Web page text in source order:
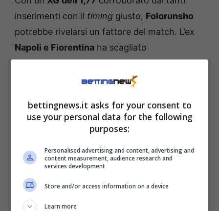
inserimenti con il timing giusto, Folorunsho
potrebbe rivelarsi un fattore del match. L’ex
Napoli e Fiorentina ha scagliato
complessivamentediciassette conclusioni
(di cui cinque finite tra i pali avversari), cifra
partita dovesse faticare a decollare, un suo
blitz potrebbe aprire lascatola difensiva di
bettingnews.it asks for your consent to
use your personal data for the following
purposes:
Personalised advertising and content, advertising and
content measurement, audience research and
services development
Store and/or access information on a device
Learn more